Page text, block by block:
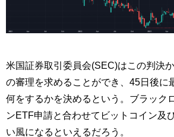
米国証券取引委員会(SEC)はこの判決か
の審理を求めることができ、45日後に
何をするかを決めるという。ブラック
ンETF申請と合わせてビットコイン及
い風になるといえるだろう。